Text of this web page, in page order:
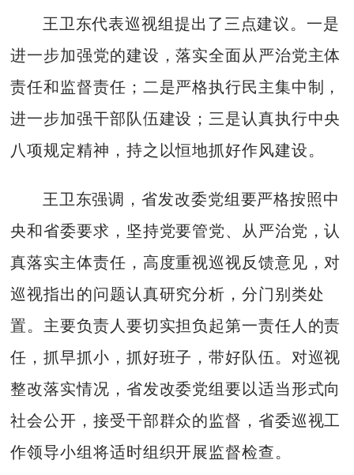
王卫东代表巡视组提出了三点建议。一是
进一步加强党的建设，落实全面从严治党主体
责任和监督责任；二是严格执行民主集中制，
进一步加强干部队伍建设；三是认真执行中央
八项规定精神，持之以恒地抓好作风建设。
王卫东强调，省发改委党组要严格按照中
央和省委要求，坚持党要管党、从严治党，认
真落实主体责任，高度重视巡视反馈意见，对
巡视指出的问题认真研究分析，分门别类处
置。主要负责人要切实担负起第一责任人的责
任，抓早抓小，抓好班子，带好队伍。对巡视
整改落实情况，省发改委党组要以适当形式向
社会公开，接受干部群众的监督，省委巡视工
作领导小组将适时组织开展监督检查。